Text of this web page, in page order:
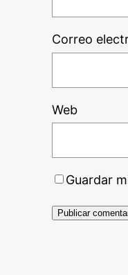
Correo
Web
Guardar